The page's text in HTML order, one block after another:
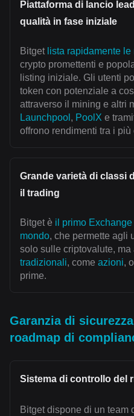
Piattaforma di lancio
qualità in fase iniziale
Bitget lista rapidamente
crypto promettenti e
listing iniziale. Gli utenti
token con potenziale a
attraverso il mining e altri
Launchpool , PoolX e
offrono rendimenti tra i
Grande varietà di classi
il trading
Bitget è il primo
mondo, che permette agli
solo sulle criptovalute, ma
tradizionali, come azioni,
prime.
Garanzia di
roadmap di
Sistema di controllo del
Bitget dispone di un team